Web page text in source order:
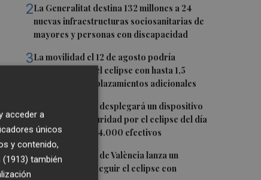
2La Generalitat destina 132 millones a 24
nuevas infraestructuras sociosanitarias de
mayores y personas con discapacidad
3La movilidad el 12 de agosto podría
duplicarse por el eclipse con hasta 1,5
millones de desplazamientos adicionales
4
La Guardia Civil desplegará un dispositivo
especial de seguridad por el eclipse del día
12, con más de 24.000 efectivos
5El Ayuntamiento de València lanza un
decálogo para seguir el eclipse con
acceder a
únicos
y contenido,
también